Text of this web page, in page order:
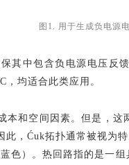
图 1. 用于生成负电源
其中包含负电源电压反
均适合此类应用。
本和空间因素。但是，
此，Ćuk拓扑通常被视为
色）。热回路指的是一